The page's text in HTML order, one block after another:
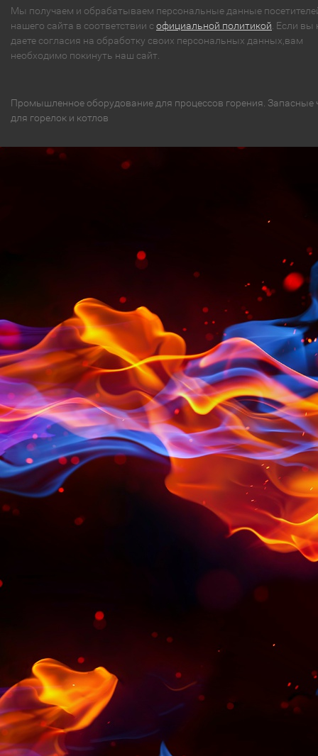
Мы получаем и обрабатываем персональные данные
нашего сайта в соответствии софициальной политикой . Если вы
даете согласия на обработку своих персональных данных,вам
необходимо покинуть наш сайт.
Промышленное оборудование для процессов горения. Запасные
для горелок и котлов